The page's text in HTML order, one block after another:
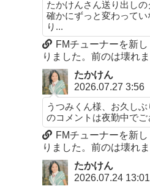
たかけんさん送り出しの
確かにずっと変わって
り...
FMチューナーを新
りました。前のは壊れま
たかけん
2026.07.27 3:56
うつみくん様、お久し
のコメントは夜勤中で
FMチューナーを新
りました。前のは壊れま
たかけん
2026.07.24 13:01